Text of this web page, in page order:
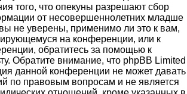
того, что опекуны разрешают сбор
от несовершеннолетних младше
не уверены, применимо ли это к вам,
на конференции, или к
обратитесь за помощью к
Обратите внимание, что phpBB Limited
данной конференции не может давать
по правовым вопросам и не является